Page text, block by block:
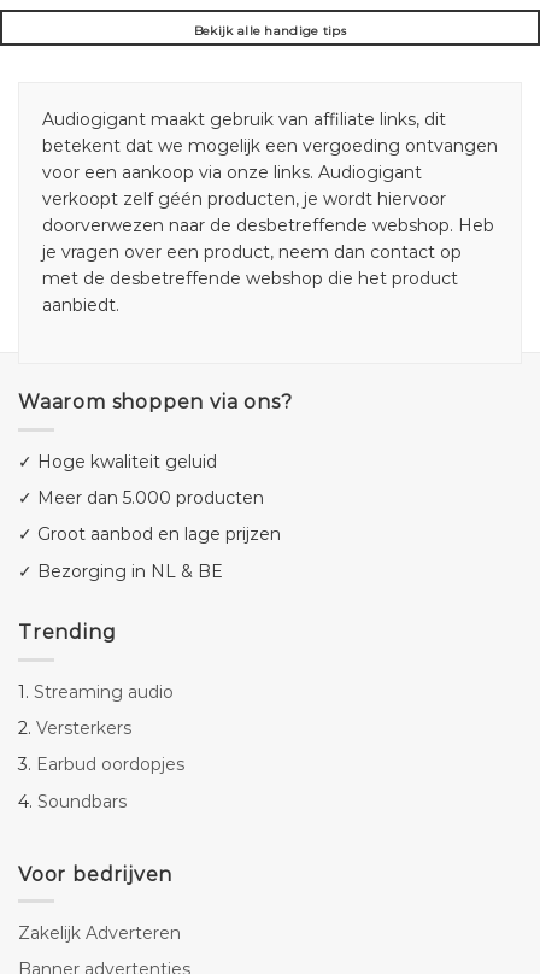
Bekijk alle handige tips
Audiogigant maakt gebruik van affiliate links, dit
betekent dat we mogelijk een vergoeding ontvangen
voor een aankoop via onze links. Audiogigant
verkoopt zelf géén producten, je wordt hiervoor
doorverwezen naar de desbetreffende webshop. Heb
je vragen over een product, neem dan contact op
met de desbetreffende webshop die het product
aanbiedt.
Waarom shoppen via ons?
✓ Hoge kwaliteit geluid
✓ Meer dan 5.000 producten
✓ Groot aanbod en lage prijzen
✓ Bezorging in NL & BE
Trending
1. Streaming audio
2. Versterkers
3. Earbud oordopjes
4. Soundbars
Voor bedrijven
Zakelijk Adverteren